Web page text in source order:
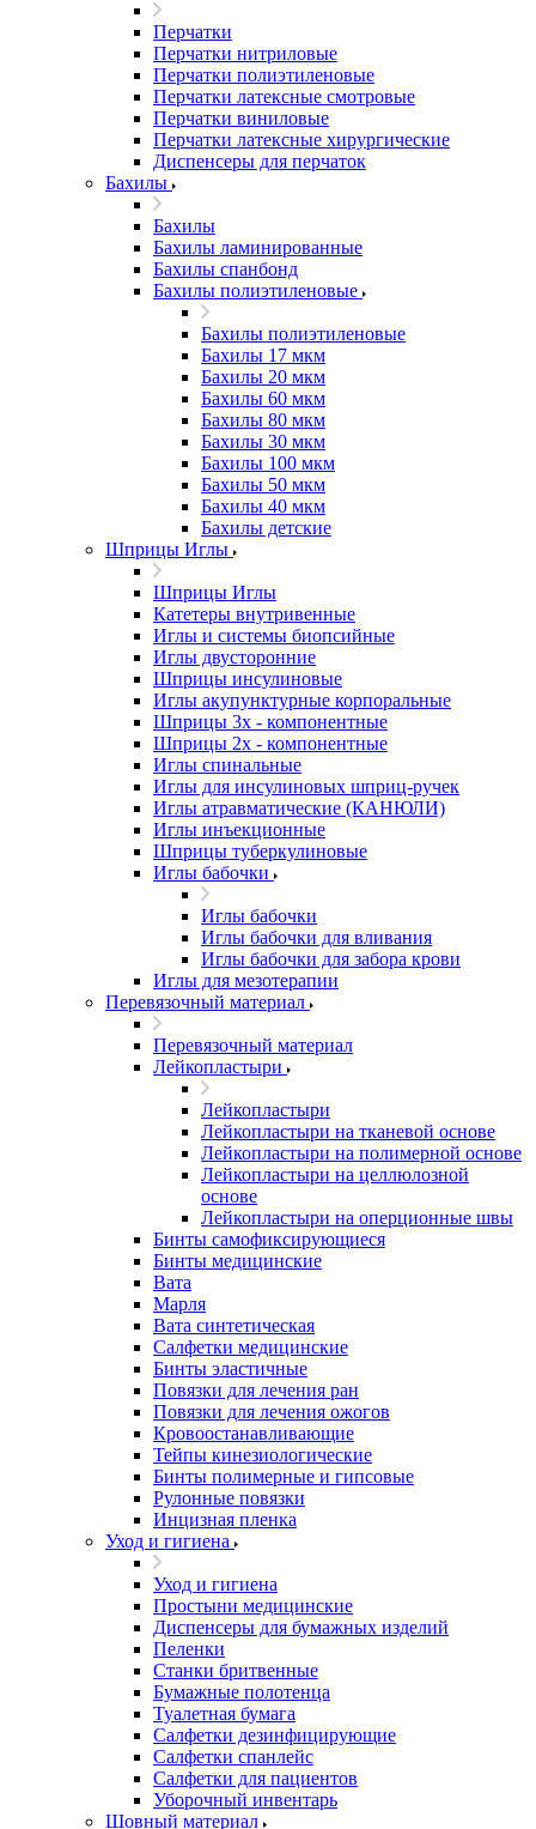
Перчатки
Перчатки нитриловые
Перчатки полиэтиленовые
Перчатки латексные смотровые
Перчатки виниловые
Перчатки латексные хирургические
Диспенсеры для перчаток
Бахилы
Бахилы
Бахилы ламинированные
Бахилы спанбонд
Бахилы полиэтиленовые
Бахилы полиэтиленовые
Бахилы 17 мкм
Бахилы 20 мкм
Бахилы 60 мкм
Бахилы 80 мкм
Бахилы 30 мкм
Бахилы 100 мкм
Бахилы 50 мкм
Бахилы 40 мкм
Бахилы детские
Шприцы Иглы
Шприцы Иглы
Катетеры внутривенные
Иглы и системы биопсийные
Иглы двусторонние
Шприцы инсулиновые
Иглы акупунктурные корпоральные
Шприцы 3х - компонентные
Шприцы 2х - компонентные
Иглы спинальные
Иглы для инсулиновых шприц-ручек
Иглы атравматические (КАНЮЛИ)
Иглы инъекционные
Шприцы туберкулиновые
Иглы бабочки
Иглы бабочки
Иглы бабочки для вливания
Иглы бабочки для забора крови
Иглы для мезотерапии
Перевязочный материал
Перевязочный материал
Лейкопластыри
Лейкопластыри
Лейкопластыри на тканевой основе
Лейкопластыри на полимерной основе
Лейкопластыри на целлюлозной
основе
Лейкопластыри на оперционные швы
Бинты самофиксирующиеся
Бинты медицинские
Вата
Марля
Вата синтетическая
Салфетки медицинские
Бинты эластичные
Повязки для лечения ран
Повязки для лечения ожогов
Кровоостанавливающие
Тейпы кинезиологические
Бинты полимерные и гипсовые
Рулонные повязки
Инцизная пленка
Уход и гигиена
Уход и гигиена
Простыни медицинские
Диспенсеры для бумажных изделий
Пеленки
Станки бритвенные
Бумажные полотенца
Туалетная бумага
Салфетки дезинфицирующие
Салфетки спанлейс
Салфетки для пациентов
Уборочный инвентарь
Шовный материал